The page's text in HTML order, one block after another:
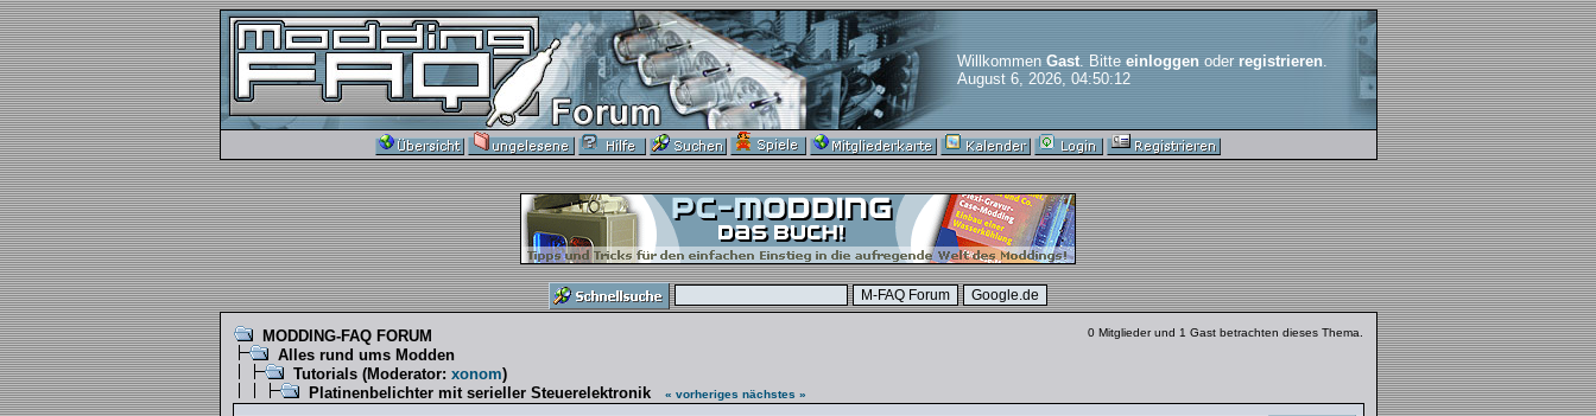
Willkommen Gast. Bitte einloggenoder registrieren.
August 6, 2026, 04:50:12
MODDING-FAQ FORUM
Alles rund ums Modden
Tutorials(Moderator: xonom)
Platinenbelichter mit serieller Steuerelektronik
« vorheriges nächstes »
0 Mitglieder und 1 Gast betrachten dieses Thema.